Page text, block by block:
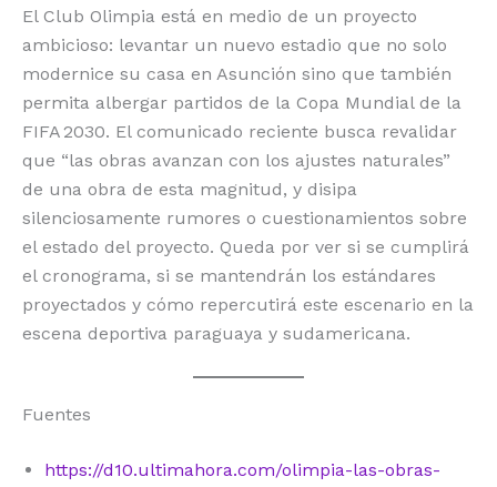
El Club Olimpia está en medio de un proyecto
ambicioso: levantar un nuevo estadio que no solo
modernice su casa en Asunción sino que también
permita albergar partidos de la Copa Mundial de la
FIFA 2030. El comunicado reciente busca revalidar
que “las obras avanzan con los ajustes naturales”
de una obra de esta magnitud, y disipa
silenciosamente rumores o cuestionamientos sobre
el estado del proyecto. Queda por ver si se cumplirá
el cronograma, si se mantendrán los estándares
proyectados y cómo repercutirá este escenario en la
escena deportiva paraguaya y sudamericana.
Fuentes
https://d10.ultimahora.com/olimpia-las-obras-